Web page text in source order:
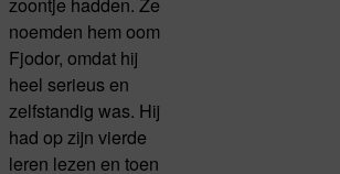
noemden hem oom
Fjodor, omdat hij
heel serieus en
zelfstandig was. Hij
had op zijn vierde
leren lezen en toen